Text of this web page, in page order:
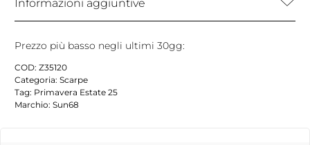
Informazioni aggiuntive
Prezzo più basso negli ultimi 30gg:
COD: Z35120
Categoria: Scarpe
Tag: Primavera Estate 25
Marchio: Sun68